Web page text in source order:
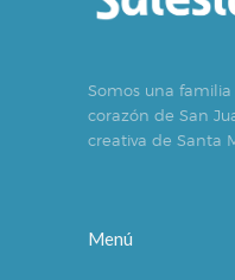
Somos una
corazón de San
creativa de Santa
Menú